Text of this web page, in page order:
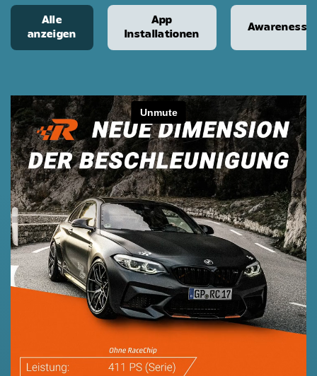
Alle
anzeigen
App
Installationen
Awareness